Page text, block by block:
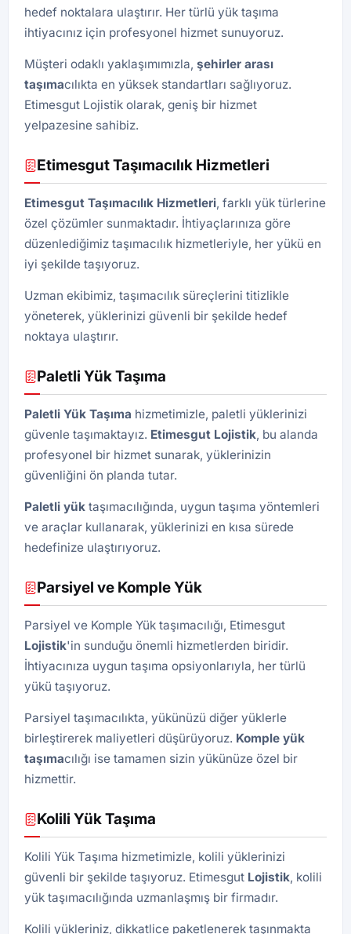
hedef noktalara ulaştırır. Her türlü yük taşıma
ihtiyacınız için profesyonel hizmet sunuyoruz.
Müşteri odaklı yaklaşımımızla, şehirler arası
taşımacılıkta en yüksek standartları sağlıyoruz.
Etimesgut Lojistik olarak, geniş bir hizmet
yelpazesine sahibiz.
Etimesgut Taşımacılık Hizmetleri
Etimesgut Taşımacılık Hizmetleri, farklı yük türlerine
özel çözümler sunmaktadır. İhtiyaçlarınıza göre
düzenlediğimiz taşımacılık hizmetleriyle, her yükü en
iyi şekilde taşıyoruz.
Uzman ekibimiz, taşımacılık süreçlerini titizlikle
yöneterek, yüklerinizi güvenli bir şekilde hedef
noktaya ulaştırır.
Paletli Yük Taşıma
Paletli Yük Taşıma hizmetimizle, paletli yüklerinizi
güvenle taşımaktayız. Etimesgut Lojistik, bu alanda
profesyonel bir hizmet sunarak, yüklerinizin
güvenliğini ön planda tutar.
Paletli yük taşımacılığında, uygun taşıma yöntemleri
ve araçlar kullanarak, yüklerinizi en kısa sürede
hedefinize ulaştırıyoruz.
Parsiyel ve Komple Yük
Parsiyel ve Komple Yük taşımacılığı, Etimesgut
Lojistik'in sunduğu önemli hizmetlerden biridir.
İhtiyacınıza uygun taşıma opsiyonlarıyla, her türlü
yükü taşıyoruz.
Parsiyel taşımacılıkta, yükünüzü diğer yüklerle
birleştirerek maliyetleri düşürüyoruz. Komple yük
taşımacılığı ise tamamen sizin yükünüze özel bir
hizmettir.
Kolili Yük Taşıma
Kolili Yük Taşıma hizmetimizle, kolili yüklerinizi
güvenli bir şekilde taşıyoruz. Etimesgut Lojistik, kolili
yük taşımacılığında uzmanlaşmış bir firmadır.
Kolili yükleriniz, dikkatlice paketlenerek taşınmakta